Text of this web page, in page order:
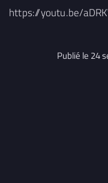
https://youtu.be/
Publié le 24